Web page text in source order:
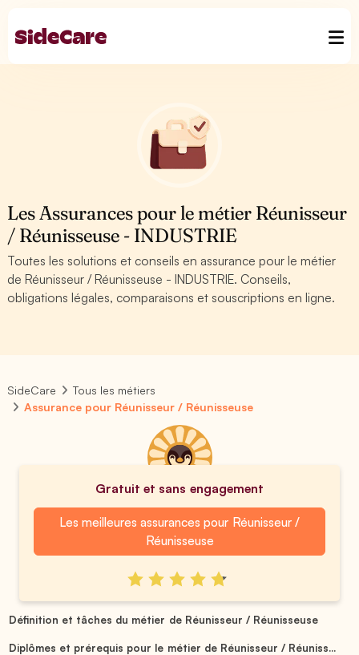
Les Assurances pour le métier Réunisseur
/ Réunisseuse - INDUSTRIE
Toutes les solutions et conseils en assurance pour le métier
de Réunisseur / Réunisseuse - INDUSTRIE. Conseils,
obligations légales, comparaisons et souscriptions en ligne.
SideCare
Tous les métiers
Assurance pour Réunisseur / Réunisseuse
Gratuit et sans engagement
Les meilleures assurances pour Réunisseur /
Réunisseuse
Définition et tâches du métier de Réunisseur / Réunisseuse
Diplômes et prérequis pour le métier de Réunisseur / Réuniss...